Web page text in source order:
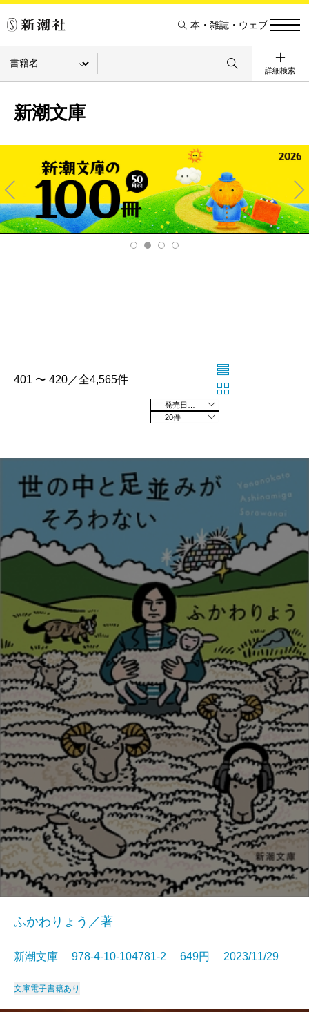
本・雑誌・ウェブ
詳細検索
新潮文庫
Pre
v
Ne
xt
401 〜 420／全4,565件
20件
ふかわりょう／著
新潮文庫 978-4-10-104781-2 649円 2023/11/29
文庫電子書籍あり